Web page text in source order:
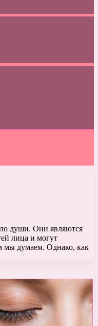
души. Они являются
лица и могут
мы думаем. Однако, как